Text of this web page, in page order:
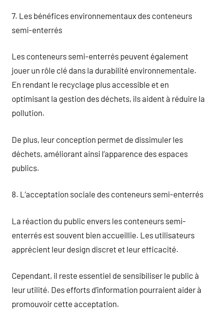
7. Les bénéfices environnementaux des conteneurs
semi-enterrés
Les conteneurs semi-enterrés peuvent également
jouer un rôle clé dans la durabilité environnementale.
En rendant le recyclage plus accessible et en
optimisant la gestion des déchets, ils aident à réduire la
pollution.
De plus, leur conception permet de dissimuler les
déchets, améliorant ainsi l’apparence des espaces
publics.
8. L’acceptation sociale des conteneurs semi-enterrés
La réaction du public envers les conteneurs semi-
enterrés est souvent bien accueillie. Les utilisateurs
apprécient leur design discret et leur efficacité.
Cependant, il reste essentiel de sensibiliser le public à
leur utilité. Des efforts d’information pourraient aider à
promouvoir cette acceptation.